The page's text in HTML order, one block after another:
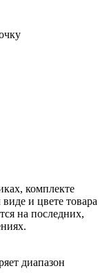
комплекте
и цвете товара
на последних,
диапазон